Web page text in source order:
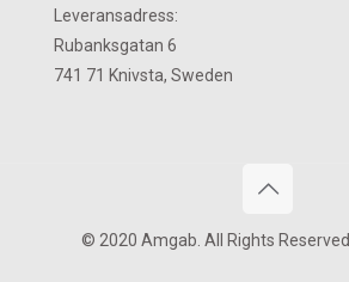
Leveransadress:
Rubanksgatan 6
741 71 Knivsta, Sweden
© 2020 Amgab. All Rights Reserved.